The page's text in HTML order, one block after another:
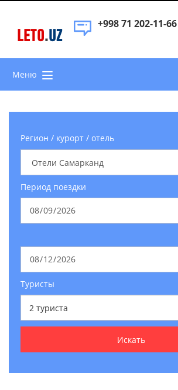
LETO.UZ
+998 71 202-11-66
Меню
Регион / курорт / отель
Период поездки
Туристы
2 туриста
Искать